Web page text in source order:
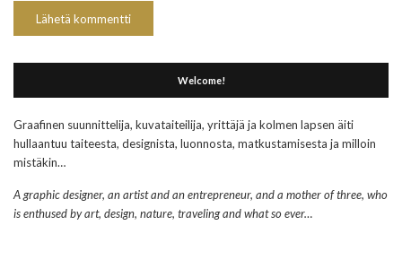
Welcome!
Graafinen suunnittelija, kuvataiteilija, yrittäjä ja kolmen lapsen äiti
hullaantuu taiteesta, designista, luonnosta, matkustamisesta ja milloin
mistäkin…
A graphic designer, an artist and an entrepreneur, and a mother of three, who
is enthused by art, design, nature, traveling and what so ever…